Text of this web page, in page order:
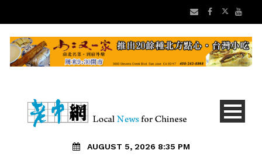
AUGUST 5, 2026 8:35 PM